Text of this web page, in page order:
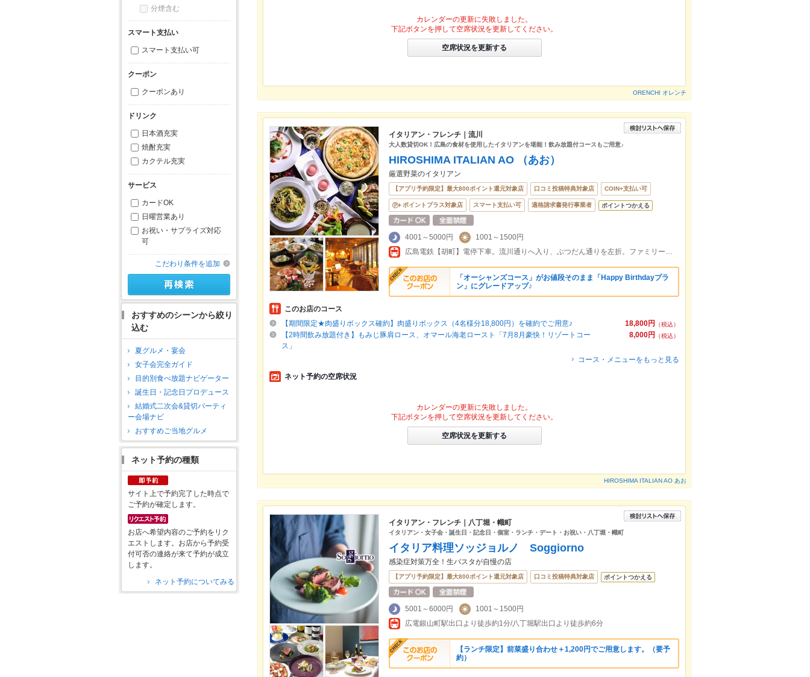
分煙含む
スマート支払い
スマート支払い可
クーポン
クーポンあり
ドリンク
日本酒充実
焼酎充実
カクテル充実
サービス
カードOK
日曜営業あり
お祝い・サプライズ対応
可
こだわり条件を追加
おすすめのシーンから絞り
込む
夏グルメ・宴会
女子会完全ガイド
目的別食べ放題ナビゲーター
誕生日・記念日プロデュース
結婚式二次会&貸切パーティ
ー会場ナビ
おすすめご当地グルメ
ネット予約の種類
サイト上で予約完了した時点で
ご予約が確定します。
お店へ希望内容のご予約をリク
エストします。お店から予約受
付可否の連絡が来て予約が成立
します。
ネット予約についてみる
カレンダーの更新に失敗しました。
下記ボタンを押して空席状況を更新してください。
空席状況を更新する
ORENCHI オレンチ
イタリアン・フレンチ｜流川
大人数貸切OK！広島の食材を使用したイタリアンを堪能！飲み放題付コースもご用意♪
HIROSHIMA ITALIAN AO （あお）
厳選野菜のイタリアン
【アプリ予約限定】最大800ポイント還元対象店 口コミ投稿特典対象店 COIN+支払い可
ポイントプラス対象店 スマート支払い可 適格請求書発行事業者 ポイントつかえる
4001～5000円
1001～1500円
広島電鉄【胡町】電停下車。流川通りへ入り、ぶつだん通りを左折。ファミリーマート向かいのビル２Fです♪
「オーシャンズコース」がお値段そのまま「Happy Birthdayプラ
ン」にグレードアップ♪
このお店のコース
18,800円
（税込）
【期間限定★肉盛りボックス確約】肉盛りボックス（4名様分18,800円）を確約でご用意♪
8,000円
（税込）
【2時間飲み放題付き】もみじ豚肩ロース、オマール海老ロースト「7月8月豪快！リゾートコー
ス」
コース・メニューをもっと見る
ネット予約の空席状況
カレンダーの更新に失敗しました。
下記ボタンを押して空席状況を更新してください。
空席状況を更新する
HIROSHIMA ITALIAN AO あお
イタリアン・フレンチ｜八丁堀・幟町
イタリアン・女子会・誕生日・記念日・個室・ランチ・デート・お祝い・八丁堀・幟町
イタリア料理ソッジョルノ Soggiorno
感染症対策万全！生パスタが自慢の店
【アプリ予約限定】最大800ポイント還元対象店 口コミ投稿特典対象店 ポイントつかえる
5001～6000円
1001～1500円
広電銀山町駅出口より徒歩約1分/八丁堀駅出口より徒歩約6分
【ランチ限定】前菜盛り合わせ＋1,200円でご用意します。（要予
約）